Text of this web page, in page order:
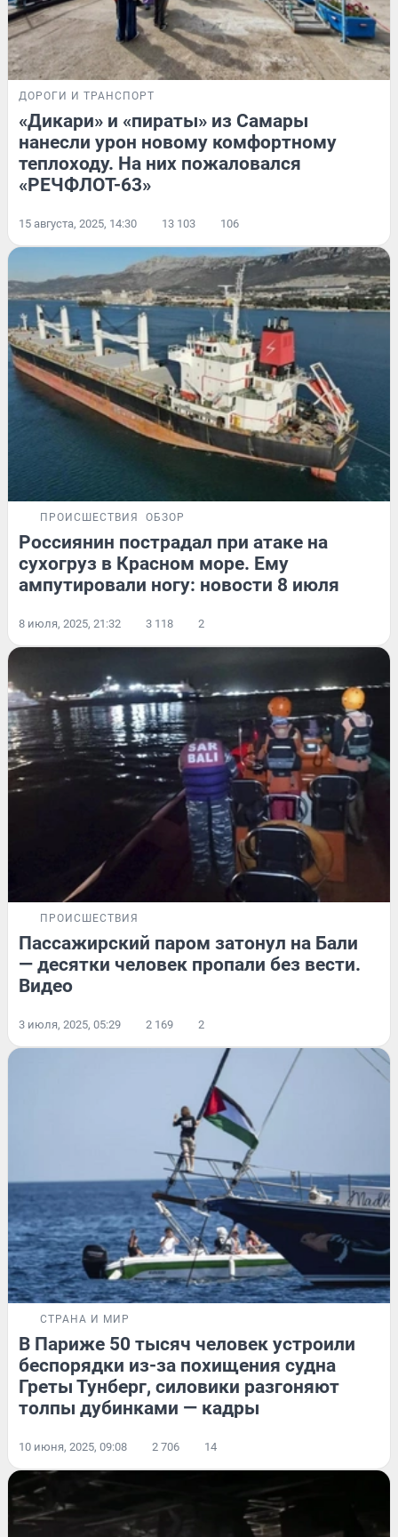
ДОРОГИ И ТРАНСПОРТ
«Дикари» и «пираты» из Самары
нанесли урон новому комфортному
теплоходу. На них пожаловался
«РЕЧФЛОТ-63»
15 августа, 2025, 14:30 13 103 106
ПРОИСШЕСТВИЯ ОБЗОР
Россиянин пострадал при атаке на
сухогруз в Красном море. Ему
ампутировали ногу: новости 8 июля
8 июля, 2025, 21:32 3 118 2
ПРОИСШЕСТВИЯ
Пассажирский паром затонул на Бали
— десятки человек пропали без вести.
Видео
3 июля, 2025, 05:29 2 169 2
СТРАНА И МИР
В Париже 50 тысяч человек устроили
беспорядки из-за похищения судна
Греты Тунберг, силовики разгоняют
толпы дубинками — кадры
10 июня, 2025, 09:08 2 706 14